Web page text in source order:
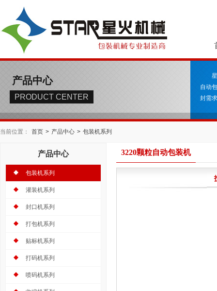
产品中心
PRODUCT CENTER
自动
封需
当前位置： 首页 > 产品中心 > 包装机系列
产品中心
包装机系列
灌装机系列
封口机系列
打包机系列
贴标机系列
打码机系列
喷码机系列
3220颗粒自动包装机